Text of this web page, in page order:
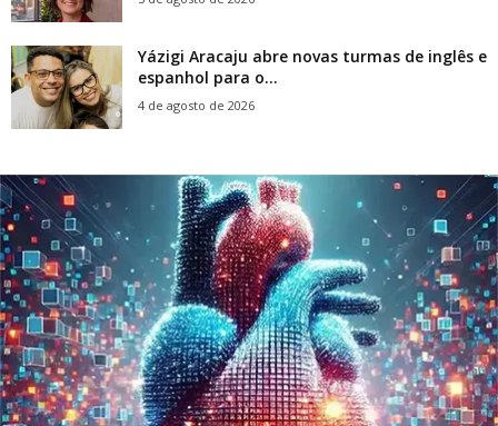
Yázigi Aracaju abre novas turmas de inglês e
espanhol para o...
4 de agosto de 2026